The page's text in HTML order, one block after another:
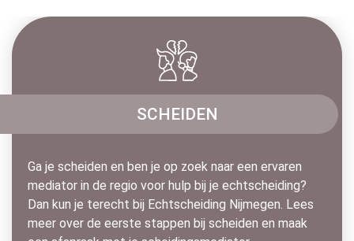
SCHEIDEN
Ga je scheiden en ben je op zoek naar een ervaren
mediator in de regio voor hulp bij je echtscheiding?
Dan kun je terecht bij Echtscheiding Nijmegen. Lees
meer over de eerste stappen bij scheiden en maak